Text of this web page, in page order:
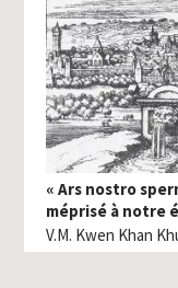
« Ars nostro
méprisé à notre
V.M. Kwen Khan